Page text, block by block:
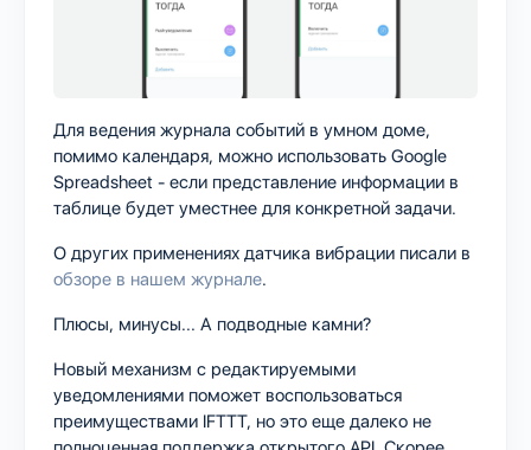
Для ведения журнала событий в умном доме,
помимо календаря, можно использовать Google
Spreadsheet - если представление информации в
таблице будет уместнее для конкретной задачи.
О других применениях датчика вибрации писали в
обзоре в нашем журнале.
Плюсы, минусы... А подводные камни?
Новый механизм с редактируемыми
уведомлениями поможет воспользоваться
преимуществами IFTTT, но это еще далеко не